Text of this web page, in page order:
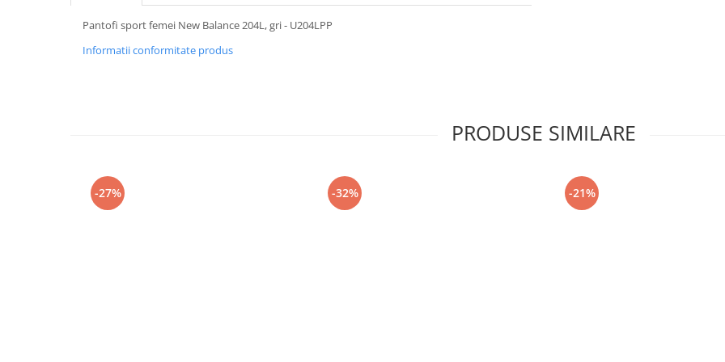
Pantofi sport femei New Balance 204L, gri - U204LPP
Informatii conformitate produs
PRODUSE SIMILARE
-27% -32% -21%